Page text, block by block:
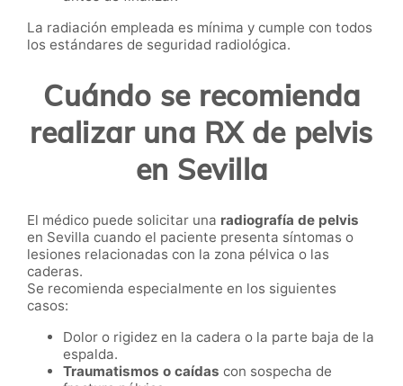
La radiación empleada es mínima y cumple con todos
los estándares de seguridad radiológica.
Cuándo se recomienda
realizar una RX de pelvis
en Sevilla
El médico puede solicitar una radiografía de pelvis
en Sevilla cuando el paciente presenta síntomas o
lesiones relacionadas con la zona pélvica o las
caderas.
Se recomienda especialmente en los siguientes
casos:
Dolor o rigidez en la cadera o la parte baja de la
espalda.
Traumatismos o caídas con sospecha de